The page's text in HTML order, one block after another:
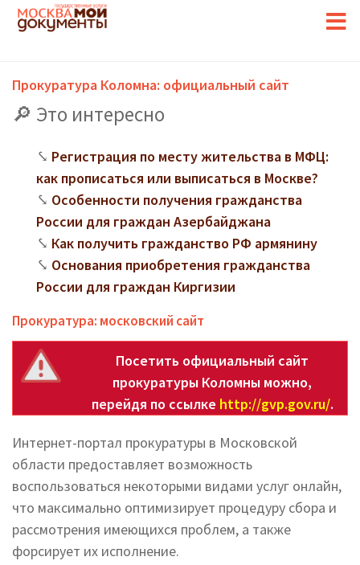
Прокуратура Коломна: официальный сайт
Это интересно
Регистрация по месту жительства в МФЦ:
как прописаться или выписаться в Москве?
Особенности получения гражданства
России для граждан Азербайджана
Как получить гражданство РФ армянину
Основания приобретения гражданства
России для граждан Киргизии
Прокуратура: московский сайт
Посетить официальный сайт
прокуратуры Коломны можно,
перейдя по ссылке http://gvp.gov.ru/.
Интернет-портал прокуратуры в Московской
области предоставляет возможность
воспользоваться некоторыми видами услуг онлайн,
что максимально оптимизирует процедуру сбора и
рассмотрения имеющихся проблем, а также
форсирует их исполнение.